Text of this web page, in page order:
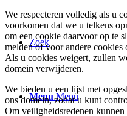
Zoek
Menu Menu
We respecteren volledig als u
voorkomen dat we u telkens
om een cookie daarvoor op te
melden of voor andere cookies
Als u cookies weigert, zullen
domein verwijderen.
We bieden u een lijst met
ons domein, zodat u kunt
Om veiligheidsredenen